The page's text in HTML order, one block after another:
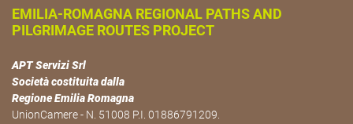
EMILIA-ROMAGNA REGIONAL PATHS AND
PILGRIMAGE ROUTES PROJECT
APT Servizi Srl
Società costituita dalla
Regione Emilia Romagna
UnionCamere - N. 51008 P.I. 01886791209.